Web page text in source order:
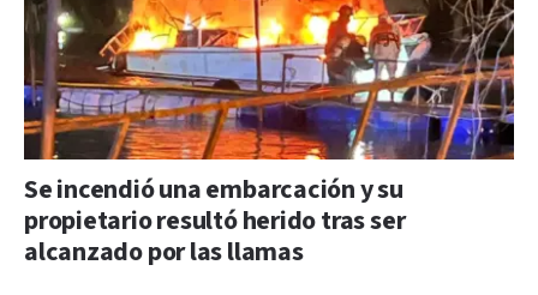
Se incendió una embarcación y su
propietario resultó herido tras ser
alcanzado por las llamas